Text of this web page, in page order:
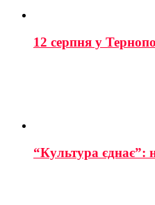
12 серпня у
“Культура єднає”: